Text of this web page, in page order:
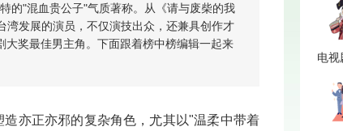
的"混血贵公子"气质著称。从《请与废柴的我
发展的演员，不仅演技出众，还兼具创作才
奖最佳男主角。下面跟着榜中榜编辑一起来
亦正亦邪的复杂角色，尤其以"温柔中带着
电视